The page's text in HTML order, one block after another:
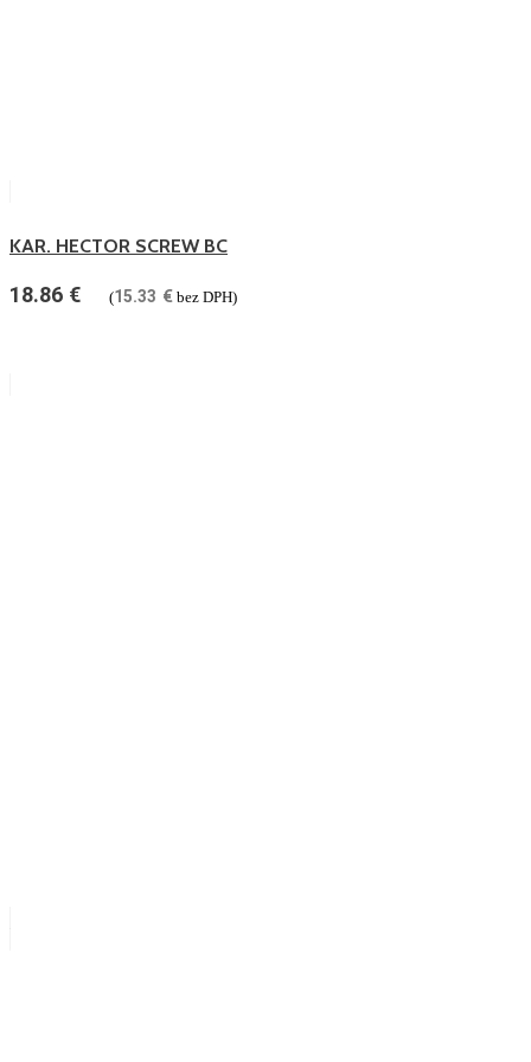
KAR. HECTOR SCREW BC
18.86 € (15.33 € bez DPH)